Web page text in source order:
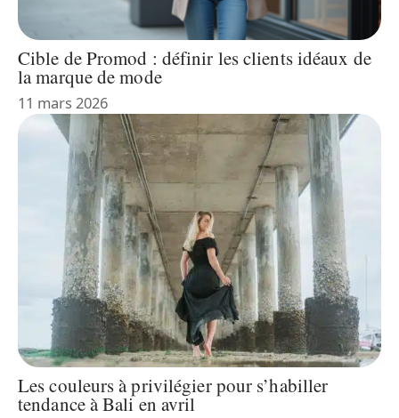
Cible de Promod : définir les clients idéaux de
la marque de mode
11 mars 2026
Les couleurs à privilégier pour s’habiller
tendance à Bali en avril